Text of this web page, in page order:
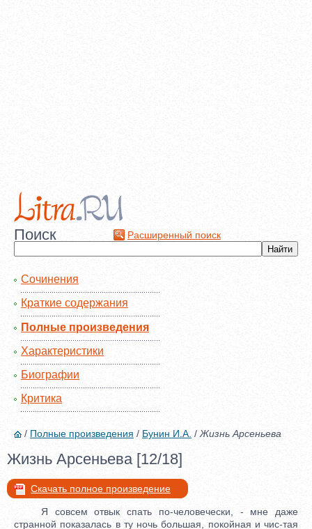
Поиск Расширенный поиск
Сочинения
Краткие содержания
Полные произведения
Характеристики
Биографии
Критика
/ Полные произведения / Бунин И.А. / Жизнь Арсеньева
Жизнь Арсеньева [12/18]
Скачать полное произведение
Я совсем отвык спать по-человечески, - мне даже
странной показалась в ту ночь большая, покойная и чис-тая